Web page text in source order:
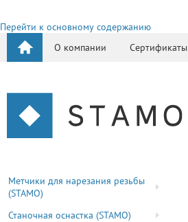
Перейти к основному содержанию
О компании
Сертификаты
Метчики для нарезания резьбы
(STAMO)
Станочная оснастка (STAMO)